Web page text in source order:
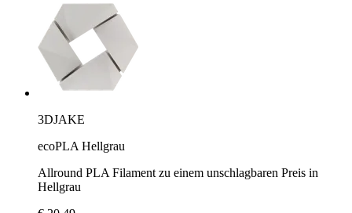
3DJAKE
ecoPLA Hellgrau
Allround PLA Filament zu einem unschlagbaren Preis in
Hellgrau